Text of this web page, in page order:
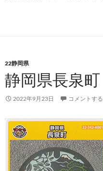
22静岡県
静岡県長泉町
2022年9月23日 コメントする